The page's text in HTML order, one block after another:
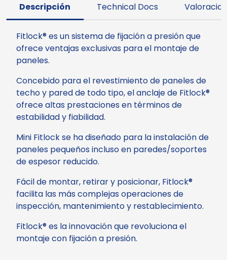
Descripción Technical Docs
Fitlock® es un sistema de fijación a presión que
ofrece ventajas exclusivas para el montaje de
paneles.
Concebido para el revestimiento de paneles de
techo y pared de todo tipo, el anclaje de Fitlock®
ofrece altas prestaciones en términos de
estabilidad y fiabilidad.
Mini Fitlock se ha diseñado para la instalación de
paneles pequeños incluso en paredes/soportes
de espesor reducido.
Fácil de montar, retirar y posicionar, Fitlock®
facilita las más complejas operaciones de
inspección, mantenimiento y restablecimiento.
Fitlock® es la innovación que revoluciona el
montaje con fijación a presión.